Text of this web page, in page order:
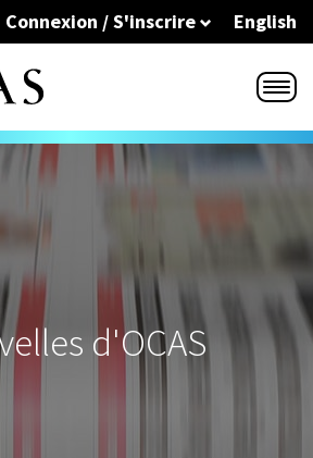
English
Connexion / S'inscrire
d'OCAS